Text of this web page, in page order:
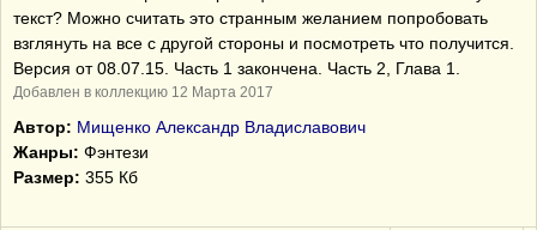
текст? Можно считать это странным желанием попробовать
взглянуть на все с другой стороны и посмотреть что получится.
Версия от 08.07.15. Часть 1 закончена. Часть 2, Глава 1.
Добавлен в коллекцию 12 Марта 2017
Автор: Мищенко Александр Владиславович
Жанры: Фэнтези
Размер: 355 Кб